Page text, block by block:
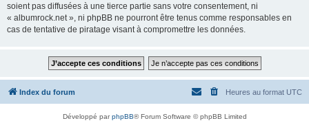
soient pas diffusées à une tierce partie sans votre consentement, ni
« albumrock.net », ni phpBB ne pourront être tenus comme responsables en
cas de tentative de piratage visant à compromettre les données.
Index du forum Heures au format UTC
Développé parphpBB® Forum Software © phpBB Limited